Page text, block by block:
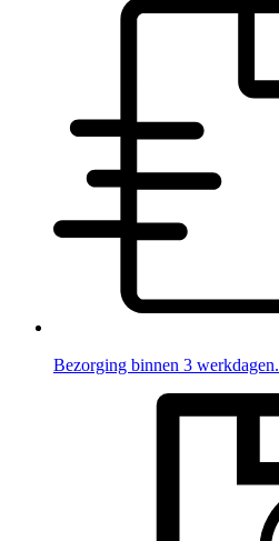
Bezorging binnen 3 werkdagen.